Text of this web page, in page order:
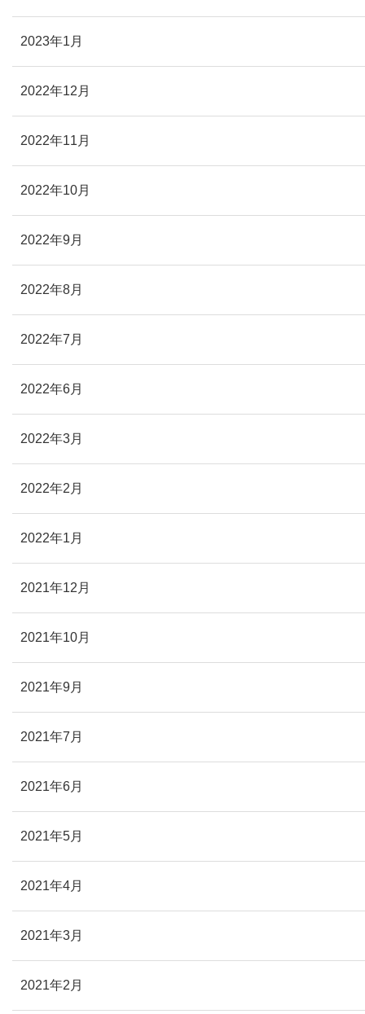
2023年1月
2022年12月
2022年11月
2022年10月
2022年9月
2022年8月
2022年7月
2022年6月
2022年3月
2022年2月
2022年1月
2021年12月
2021年10月
2021年9月
2021年7月
2021年6月
2021年5月
2021年4月
2021年3月
2021年2月